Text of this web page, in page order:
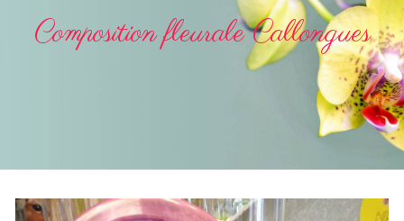
Composition fleurale Callongues